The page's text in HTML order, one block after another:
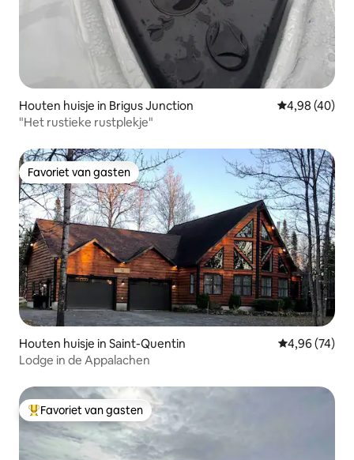
Houten huisje in Brigus Junction Gemiddelde
4,98 (40)
"Het rustieke rustplekje"
Favoriet van gasten
Favoriet van gasten
Houten huisje in Saint-Quentin Gemiddelde
4,96 (74)
Lodge in de Appalachen
Topfavoriet van gasten
Favoriet van gasten